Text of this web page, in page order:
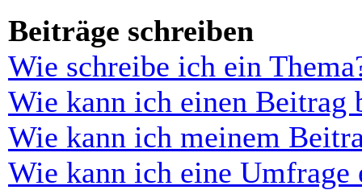
Beiträge schreiben
Wie schreibe ich ein
Wie kann ich einen Beitrag
Wie kann ich meinem
Wie kann ich eine Umfrage